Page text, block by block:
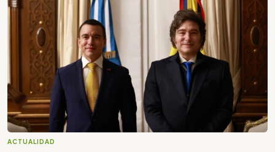
ACTUALIDAD